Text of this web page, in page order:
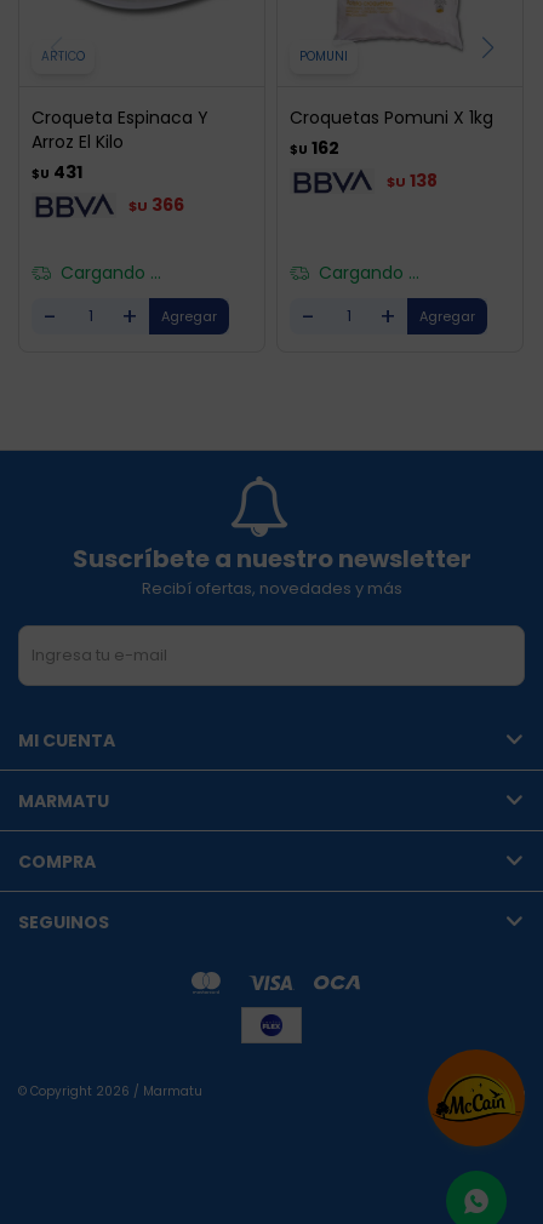
ARTICO
Croqueta Espinaca Y
Arroz El Kilo
$U 431
$U 366
Cargando ...
- +
POMUNI
Croquetas Pomuni X 1kg
$U 162
$U 138
Cargando ...
- +
Suscríbete a nuestro newsletter
Recibí ofertas, novedades y más
MI CUENTA
MARMATU
COMPRA
SEGUINOS
© Copyright 2026 / Marmatu